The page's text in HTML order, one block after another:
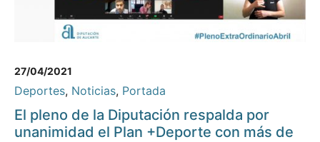
27/04/2021
Deportes, Noticias, Portada
El pleno de la Diputación respalda por
unanimidad el Plan +Deporte con más de